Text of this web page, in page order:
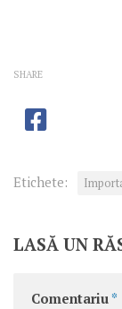
SHARE
Etichete:
LASĂ UN
Comentariu *